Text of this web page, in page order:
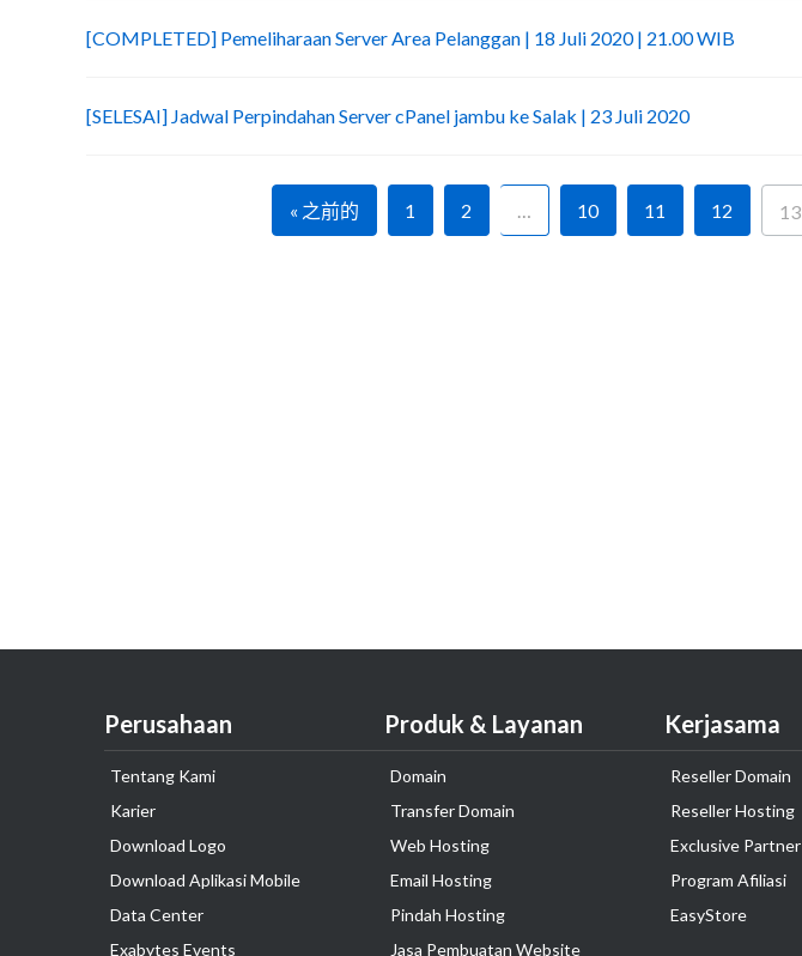
[COMPLETED] Pemeliharaan Server Area Pelanggan | 18 Juli 2020 | 21.00 WIB
[SELESAI] Jadwal Perpindahan Server cPanel jambu ke Salak | 23 Juli 2020
« 之前的 1 2 … 10 11 12 13
Perusahaan
Tentang Kami
Karier
Download Logo
Download Aplikasi Mobile
Data Center
Exabytes Events
Produk & Layanan
Domain
Transfer Domain
Web Hosting
Email Hosting
Pindah Hosting
Jasa Pembuatan Website
Kerjasama
Reseller Domain
Reseller Hosting
Exclusive Partner
Program Afiliasi
EasyStore